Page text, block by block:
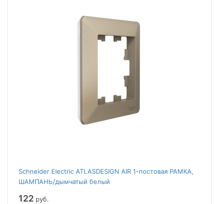
Schneider Electric ATLASDESIGN AIR 1-постовая РАМКА,
ШАМПАНЬ/дымчатый белый
122 руб.